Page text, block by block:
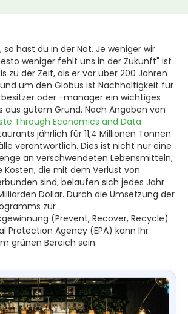
so hast du in der Not. Je weniger wir
weniger fehlt uns in der Zukunft" ist
zu der Zeit, als er vor über 200 Jahren
um den Globus ist Nachhaltigkeit für
oder -manager ein wichtiges
aus gutem Grund. Nach Angaben von
Through Economics and Data
jährlich für 11,4 Millionen Tonnen
verantwortlich. Dies ist nicht nur eine
an verschwendeten Lebensmitteln,
Kosten, die mit dem Verlust von
sind, belaufen sich jedes Jahr
Dollar. Durch die Umsetzung der
zur
(Prevent, Recover, Recycle)
Protection Agency (EPA) kann Ihr
grünen Bereich sein.